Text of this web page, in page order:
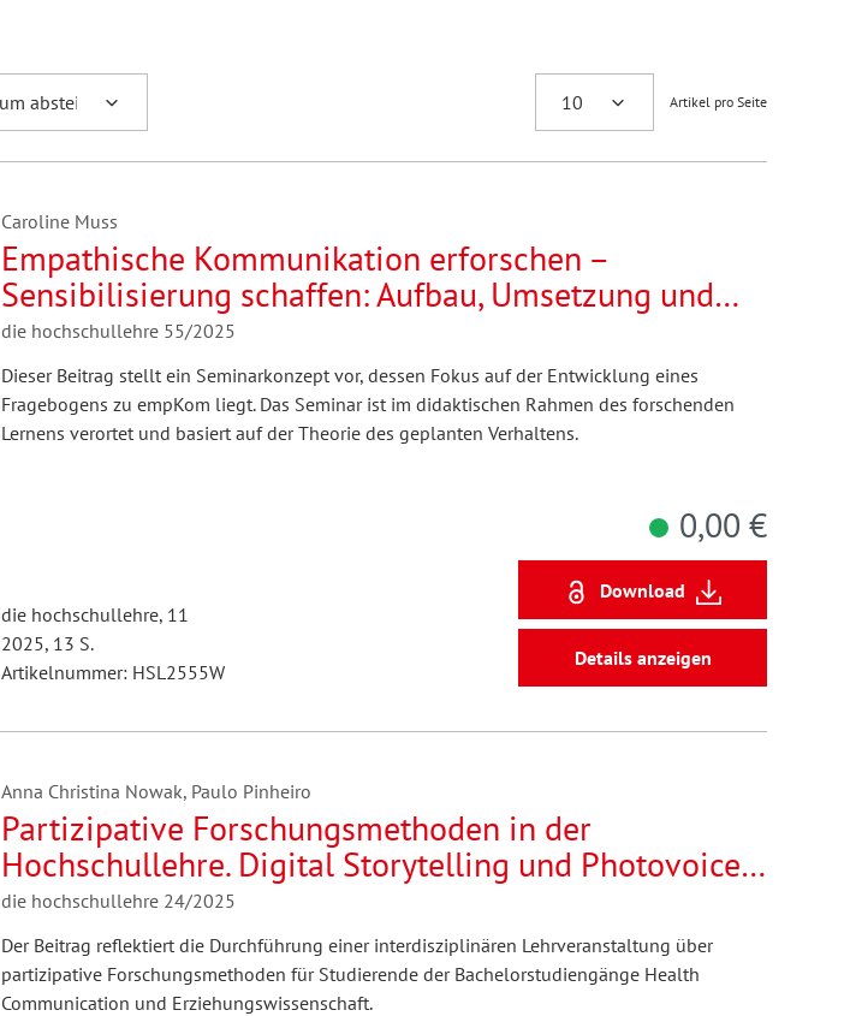
Artikel pro Seite
Caroline Muss
Empathische Kommunikation erforschen –
Sensibilisierung schaffen: Aufbau, Umsetzung und
Reflexion eines Lehrkonzepts für
Nachwuchsführungskräfte
die hochschullehre 55/2025
Dieser Beitrag stellt ein Seminarkonzept vor, dessen Fokus auf der Entwicklung eines
Fragebogens zu empKom liegt. Das Seminar ist im didaktischen Rahmen des forschenden
Lernens verortet und basiert auf der Theorie des geplanten Verhaltens.
die hochschullehre, 11
2025, 13 S.
Artikelnummer: HSL2555W
0,00 €
Download
Details anzeigen
Anna Christina Nowak, Paulo Pinheiro
Partizipative Forschungsmethoden in der
Hochschullehre. Digital Storytelling und Photovoice
als gesundheitskommunikatives Lernfeld zur
Erfassung und Stärkung lebenslagen-sensibler
Perspektiven im Studium
die hochschullehre 24/2025
Der Beitrag reflektiert die Durchführung einer interdisziplinären Lehrveranstaltung über
partizipative Forschungsmethoden für Studierende der Bachelorstudiengänge Health
Communication und Erziehungswissenschaft.